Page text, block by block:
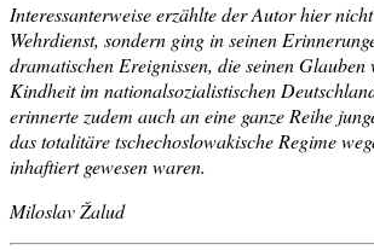
Interessanterweiseerzählteder Autor hier
Wehrdienst, sondern gingin seinen
dramatischen Ereignissen, die seinen Glauben
Kindheit im nationalsozialistischen
erinnerte zudem auch an eine ganze Reihe
das totalitäre tschechoslowakische Regime
inhaftiert gewesenwaren.
Miloslav Žalud